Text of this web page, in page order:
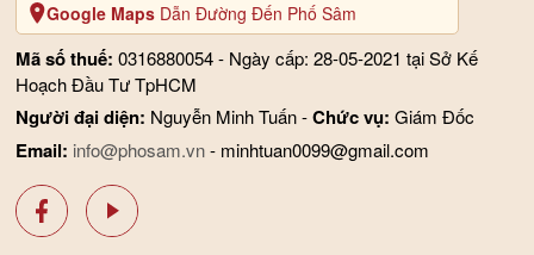
Google Maps Dẫn Đường Đến Phố Sâm
Mã số thuế: 0316880054 - Ngày cấp: 28-05-2021 tại Sở Kế
Hoạch Đầu Tư TpHCM
Người đại diện: Nguyễn Minh Tuấn -Chức vụ: Giám Đốc
Email: info@phosam.vn- minhtuan0099@gmail.com